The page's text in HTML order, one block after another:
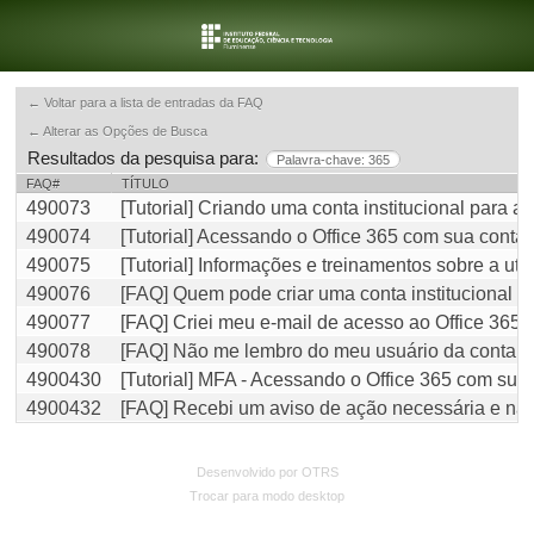
← Voltar para a lista de entradas da FAQ
← Alterar as Opções de Busca
Resultados da pesquisa para:
Palavra-chave: 365
FAQ#
TÍTULO
490073
[Tutorial] Criando uma conta institucional para
490074
[Tutorial] Acessando o Office 365 com sua conta
490075
[Tutorial] Informações e treinamentos sobre a
490076
[FAQ] Quem pode criar uma conta institucional
490077
[FAQ] Criei meu e-mail de acesso ao Office
490078
[FAQ] Não me lembro do meu usuário da conta
4900430
[Tutorial] MFA - Acessando o Office 365 com
4900432
[FAQ] Recebi um aviso de ação necessária e
Desenvolvido por OTRS
Trocar para modo desktop